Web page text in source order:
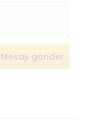
Mesajı gönder